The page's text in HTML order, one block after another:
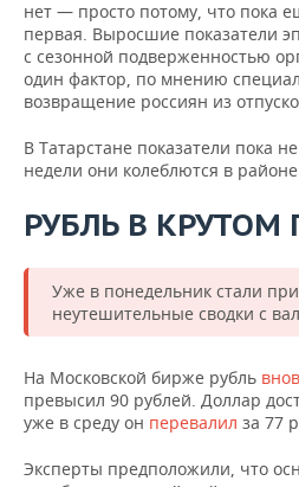
нет — просто потому, что пока
первая. Выросшие показатели
с сезонной подверженностью
один фактор, по мнению
возвращение россиян из
В Татарстане показатели пока
недели они колеблются в
РУБЛЬ В КРУТОМ
Уже в понедельник стали
неутешительные сводки с
На Московской бирже рубль
превысил 90 рублей. Доллар
уже в среду он перевалил за 77
Эксперты предположили, что